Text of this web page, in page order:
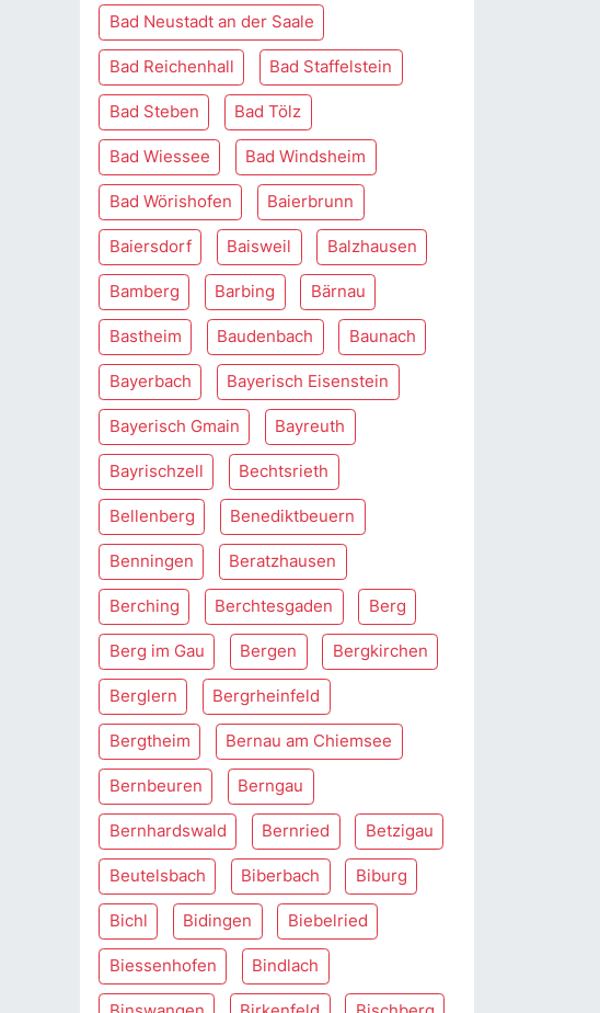
Bad Neustadt an der Saale
Bad Reichenhall Bad Staffelstein
Bad Steben Bad Tölz
Bad Wiessee Bad Windsheim
Bad Wörishofen Baierbrunn
Baiersdorf Baisweil Balzhausen
Bamberg Barbing Bärnau
Bastheim Baudenbach Baunach
Bayerbach Bayerisch Eisenstein
Bayerisch Gmain Bayreuth
Bayrischzell Bechtsrieth
Bellenberg Benediktbeuern
Benningen Beratzhausen
Berching Berchtesgaden Berg
Berg im Gau Bergen Bergkirchen
Berglern Bergrheinfeld
Bergtheim Bernau am Chiemsee
Bernbeuren Berngau
Bernhardswald Bernried Betzigau
Beutelsbach Biberbach Biburg
Bichl Bidingen Biebelried
Biessenhofen Bindlach